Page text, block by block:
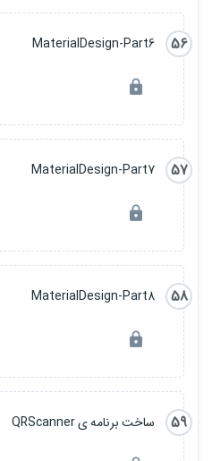
56
MaterialDesign-Part6
57
MaterialDesign-Part7
58
MaterialDesign-Part8
59 ساخت برنامه ی QRScanner